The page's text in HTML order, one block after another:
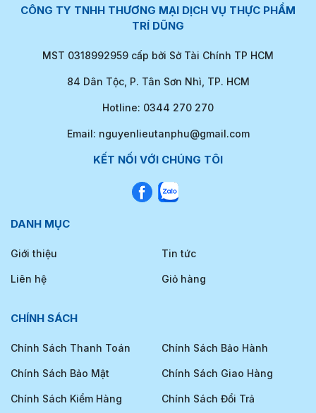
CÔNG TY TNHH THƯƠNG MẠI DỊCH VỤ THỰC PHẨM
TRÍ DŨNG
MST 0318992959 cấp bởi Sở Tài Chính TP HCM
84 Dân Tộc, P. Tân Sơn Nhì, TP. HCM
Hotline: 0344 270 270
Email: nguyenlieutanphu@gmail.com
KẾT NỐI VỚI CHÚNG TÔI
DANH MỤC
Giới thiệu Tin tức
Liên hệ Giỏ hàng
CHÍNH SÁCH
Chính Sách Thanh Toán Chính Sách Bảo Hành
Chính Sách Bảo Mật Chính Sách Giao Hàng
Chính Sách Kiểm Hàng Chính Sách Đổi Trả